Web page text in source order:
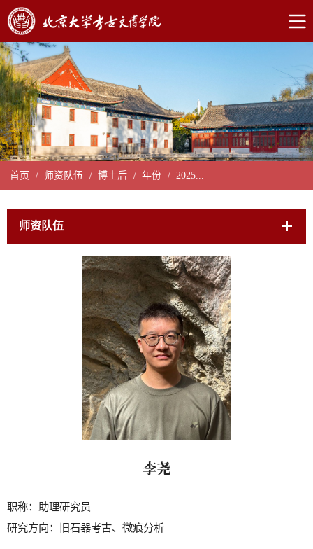
首页 / 师资队伍 / 博士后 / 年份 / 2025...
师资队伍
李尧
职称：
助理研究员
研究方向：
旧石器考古、微痕分析